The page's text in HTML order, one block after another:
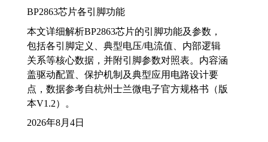
BP2863芯片各引脚功能
本文详细解析BP2863芯片的引脚功能及参数，
包括各引脚定义、典型电压/电流值、内部逻辑
关系等核心数据，并附引脚参数对照表。内容涵
盖驱动配置、保护机制及典型应用电路设计要
点，数据参考自杭州士兰微电子官方规格书（版
本V1.2）。
2026年8月4日